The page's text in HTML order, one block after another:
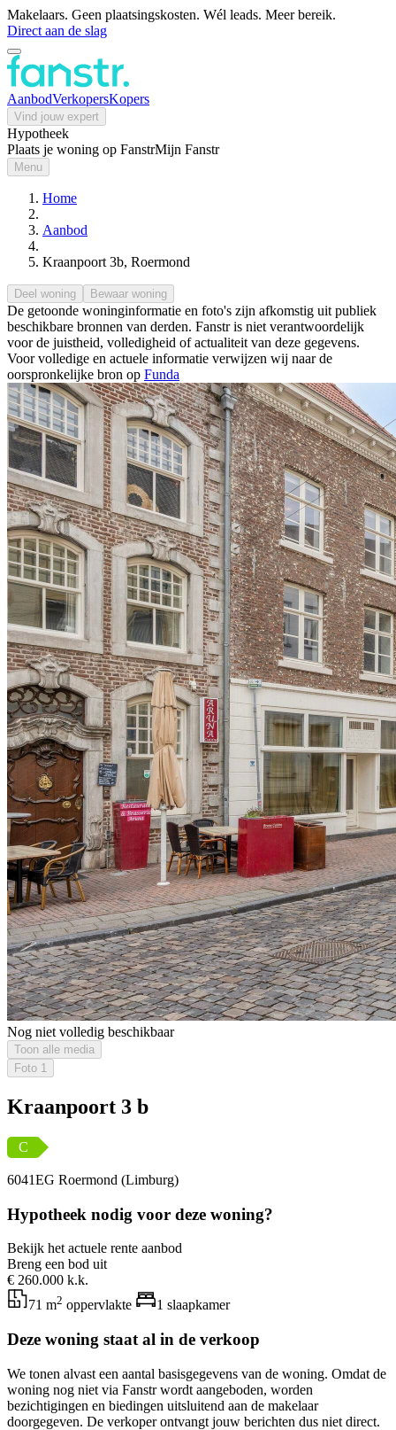
Makelaars. Geen plaatsingskosten. Wél leads. Meer bereik.
Direct aan de slag
AanbodVerkopersKopers
Vind jouw expert
Hypotheek
Plaats je woning op FanstrMijn Fanstr
Menu
Home
Aanbod
Kraanpoort 3b, Roermond
Deel woning Bewaar woning
De getoonde woninginformatie en foto's zijn afkomstig uit publiek
beschikbare bronnen van derden. Fanstr is niet verantwoordelijk
voor de juistheid, volledigheid of actualiteit van deze gegevens.
Voor volledige en actuele informatie verwijzen wij naar de
oorspronkelijke bron op Funda
Nog niet volledig beschikbaar
Toon alle media
Foto 1
Kraanpoort 3 b
C
6041EG Roermond (Limburg)
Hypotheek nodig voor deze woning?
Bekijk het actuele rente aanbod
Breng een bod uit
€ 260.000 k.k.
71 m2 oppervlakte 1 slaapkamer
Deze woning staat al in de verkoop
We tonen alvast een aantal basisgegevens van de woning. Omdat de
woning nog niet via Fanstr wordt aangeboden, worden
bezichtigingen en biedingen uitsluitend aan de makelaar
doorgegeven. De verkoper ontvangt jouw berichten dus niet direct.